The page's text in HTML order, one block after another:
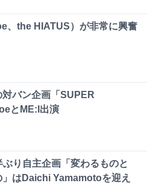
、the HIATUS）が非常に興奮
バン企画「SUPER
とME:I出演
り自主企画「変わるものと
」はDaichi Yamamotoを迎え